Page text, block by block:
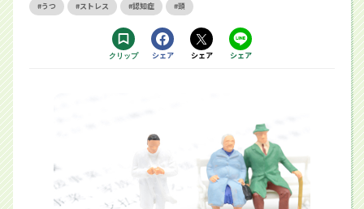
#うつ #ストレス #認知症 #頭
クリップ Facebookで
シェア
Xで
シェア
LINEで
シェア